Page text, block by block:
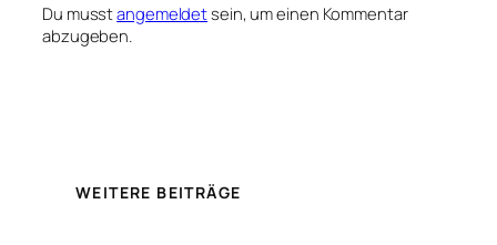
Du musstangemeldetsein, um einen Kommentar
abzugeben.
WEITERE BEITRÄGE